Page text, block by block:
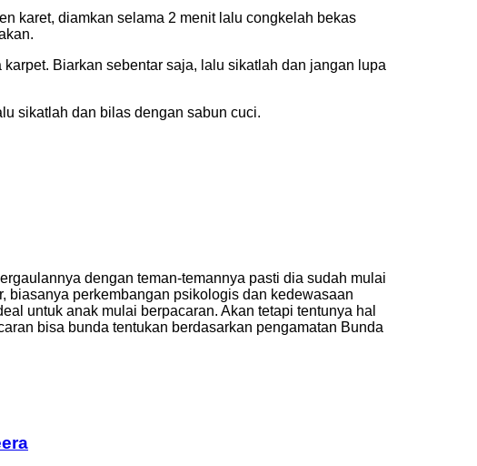
karet, diamkan selama 2 menit lalu congkelah bekas
Biarkan sebentar saja, lalu sikatlah dan jangan lupa
sikatlah dan bilas dengan sabun cuci.
dengan teman-temannya pasti dia sudah mulai
biasanya perkembangan psikologis dan kedewasaan
untuk anak mulai berpacaran. Akan tetapi tentunya hal
bisa bunda tentukan berdasarkan pengamatan Bunda